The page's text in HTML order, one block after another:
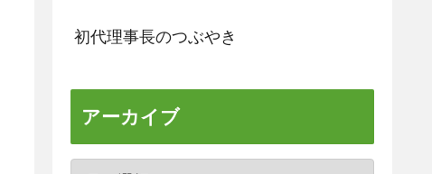
初代理事長のつぶやき
アーカイブ